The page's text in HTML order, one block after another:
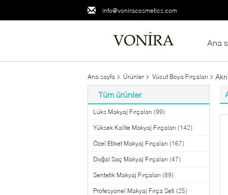
info@voniracosmetics.com
Ana
Ana sayfa Ürünler Vücut Boya Fırçaları
Tüm ürünler
Lüks Makyaj Fırçaları (99)
Yüksek Kalite Makyaj Fırçaları (142)
Özel Etiket Makyaj Fırçaları (167)
Doğal Saç Makyaj Fırçaları (47)
Sentetik Makyaj Fırçaları (89)
Profesyonel Makyaj Fırça Seti (25)